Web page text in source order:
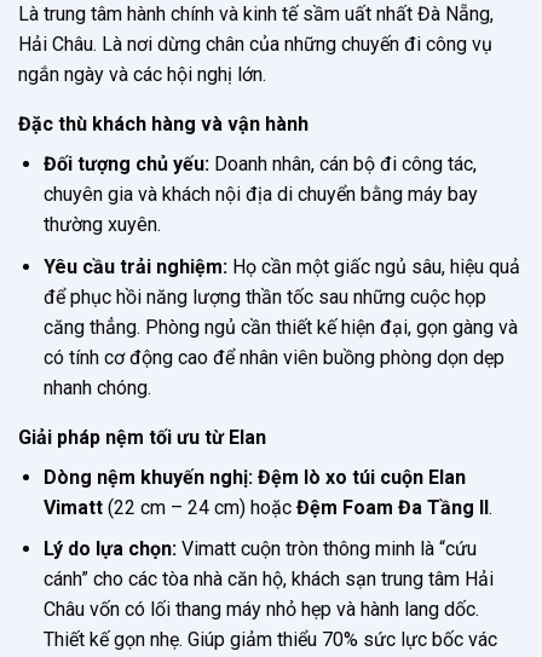
Là trung tâm hành chính và kinh tế sầm uất nhất Đà Nẵng,
Hải Châu. Là nơi dừng chân của những chuyến đi công vụ
ngắn ngày và các hội nghị lớn.
Đặc thù khách hàng và vận hành
Đối tượng chủ yếu:Doanh nhân, cán bộ đi công tác,
chuyên gia và khách nội địa di chuyển bằng máy bay
thường xuyên.
Yêu cầu trải nghiệm:Họ cần một giấc ngủ sâu, hiệu quả
để phục hồi năng lượng thần tốc sau những cuộc họp
căng thẳng. Phòng ngủ cần thiết kế hiện đại, gọn gàng và
có tính cơ động cao để nhân viên buồng phòng dọn dẹp
nhanh chóng.
Giải pháp nệm tối ưu từ Elan
Dòng nệm khuyến nghị: Đệm lò xo túi cuộn Elan
Vimatt(22 cm – 24 cm) hoặc Đệm Foam Đa Tầng II.
Lý do lựa chọn:Vimatt cuộn tròn thông minh là “cứu
cánh” cho các tòa nhà căn hộ, khách sạn trung tâm Hải
Châu vốn có lối thang máy nhỏ hẹp và hành lang dốc.
Thiết kế gọn nhẹ. Giúp giảm thiểu 70% sức lực bốc vác